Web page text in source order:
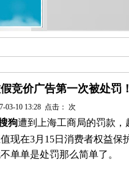
竞价广告第一次被处罚！
03-10 13:28 点击： 次
狗遭到上海工商局的罚款，
现在3月15日消费者权益保
单单是处罚那么简单了。